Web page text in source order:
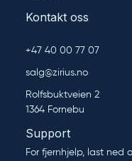
Kontakt oss
+47 40 00 77 07
salg@zirius.no
Rolfsbuktveien 2
1364 Fornebu
Support
For fjernhjelp, last ned